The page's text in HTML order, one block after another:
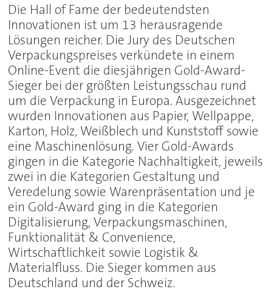
Die Hall of Fame der bedeutendsten
Innovationen ist um 13 herausragende
Lösungen reicher. Die Jury des Deutschen
Verpackungspreises verkündete in einem
Online-Event die diesjährigen Gold-Award-
Sieger bei der größten Leistungsschau rund
um die Verpackung in Europa. Ausgezeichnet
wurden Innovationen aus Papier, Wellpappe,
Karton, Holz, Weißblech und Kunststoff sowie
eine Maschinenlösung. Vier Gold-Awards
gingen in die Kategorie Nachhaltigkeit, jeweils
zwei in die Kategorien Gestaltung und
Veredelung sowie Warenpräsentation und je
ein Gold-Award ging in die Kategorien
Digitalisierung, Verpackungsmaschinen,
Funktionalität & Convenience,
Wirtschaftlichkeit sowie Logistik &
Materialfluss. Die Sieger kommen aus
Deutschland und der Schweiz.